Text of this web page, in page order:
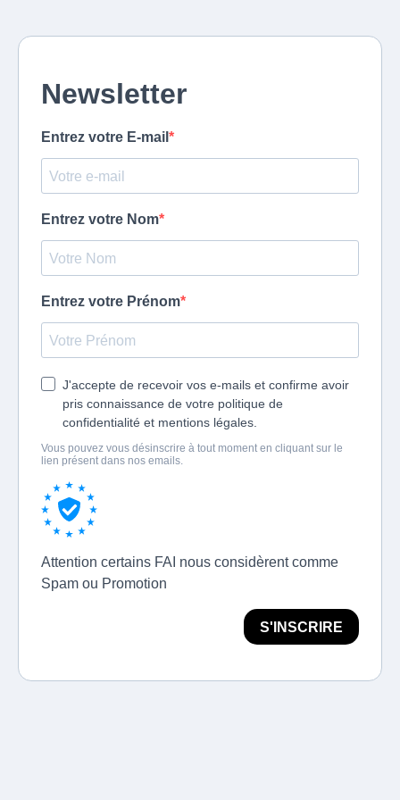
Newsletter
Entrez votre E-mail
Entrez votre Nom
Entrez votre Prénom
J'accepte de recevoir vos e-mails et confirme avoir
pris connaissance de votre politique de
confidentialité et mentions légales.
Vous pouvez vous désinscrire à tout moment en cliquant sur le
lien présent dans nos emails.
Attention certains FAI nous considèrent comme
Spam ou Promotion
S'INSCRIRE